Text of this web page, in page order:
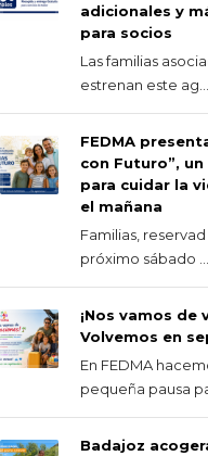
adicionales y
para socios
Las familias
estrenan este ag...
FEDMA
con Futuro”,
para cuidar la
el mañana
Familias,
próximo sábado ...
¡Nos vamos de
Volvemos en
En FEDMA
pequeña pausa
Badajoz